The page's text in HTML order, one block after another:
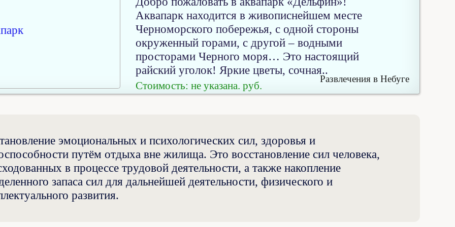
Аквапарк находится в живописнейшем месте
Черноморского побережья, с одной стороны
окруженный горами, с другой – водными
просторами Черного моря… Это настоящий
райский уголок! Яркие цветы, сочная..
Стоимость: не указана. руб.
Развлечения в Небуге
эмоциональных и психологических сил, здоровья и
путём отдыха вне жилища. Это восстановление сил человека,
в процессе трудовой деятельности, а также накопление
запаса сил для дальнейшей деятельности, физического и
развития.